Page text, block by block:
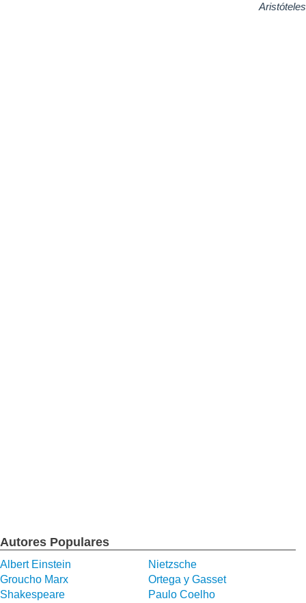
Aristóteles
Autores Populares
Albert Einstein
Nietzsche
Groucho Marx
Ortega y Gasset
Shakespeare
Paulo Coelho